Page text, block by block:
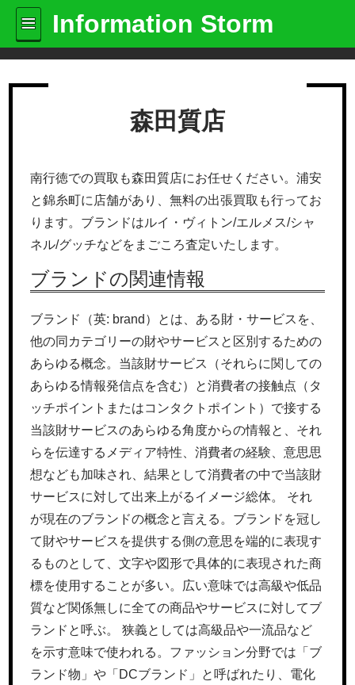
Information Storm
森田質店
南行徳での買取も森田質店にお任せください。浦安
と錦糸町に店舗があり、無料の出張買取も行ってお
ります。ブランドはルイ・ヴィトン/エルメス/シャ
ネル/グッチなどをまごころ査定いたします。
ブランドの関連情報
ブランド（英: brand）とは、ある財・サービスを、
他の同カテゴリーの財やサービスと区別するための
あらゆる概念。当該財サービス（それらに関しての
あらゆる情報発信点を含む）と消費者の接触点（タ
ッチポイントまたはコンタクトポイント）で接する
当該財サービスのあらゆる角度からの情報と、それ
らを伝達するメディア特性、消費者の経験、意思思
想なども加味され、結果として消費者の中で当該財
サービスに対して出来上がるイメージ総体。 それ
が現在のブランドの概念と言える。ブランドを冠し
て財やサービスを提供する側の意思を端的に表現す
るものとして、文字や図形で具体的に表現された商
標を使用することが多い。広い意味では高級や低品
質など関係無しに全ての商品やサービスに対してブ
ランドと呼ぶ。 狭義としては高級品や一流品など
を示す意味で使われる。ファッション分野では「ブ
ランド物」や「DCブランド」と呼ばれたり、電化